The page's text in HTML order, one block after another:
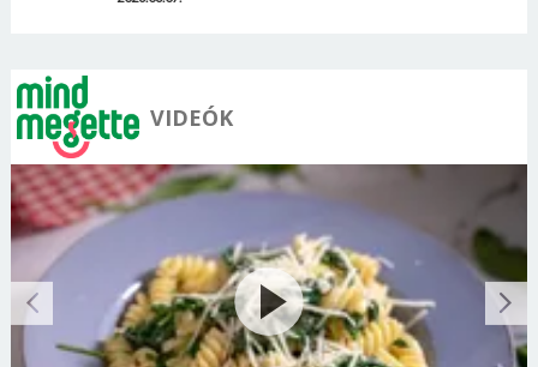
VIDEÓK
Mégse